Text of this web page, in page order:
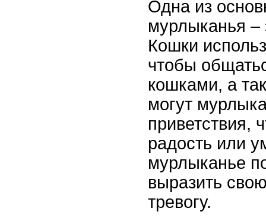
Одна из
мурлыканья –
Кошки
чтобы
кошками, а
могут
приветствия,
радость или
мурлыканье
выразить
тревогу.